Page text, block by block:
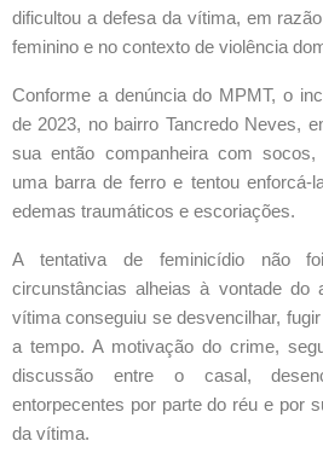
dificultou a defesa da vítima, em
feminino e no contexto de violência
Conforme a denúncia do MPMT, o
de 2023, no bairro Tancredo Neves,
sua então companheira com socos,
uma barra de ferro e tentou enforcá-
edemas traumáticos e escoriações.
A tentativa de feminicídio não
circunstâncias alheias à vontade do
vítima conseguiu se desvencilhar,
a tempo. A motivação do crime,
discussão entre o casal,
entorpecentes por parte do réu e por
da vítima.